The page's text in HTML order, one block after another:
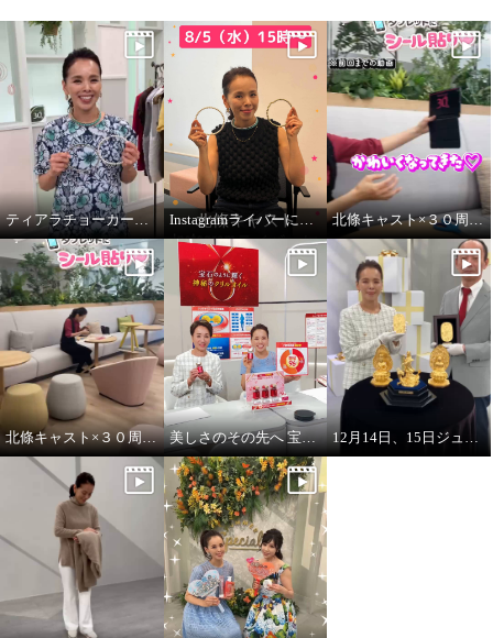
北條キャスト×３０周年タブレットにシール貼りpart2
北條キャスト×３０周年タブレットにシール貼り 美しさのその先へ 宝石のように輝く 神秘のオイル レッドオメガ１００ 12月14日、15日ジュエリー・ゴールド特別販売会 開催